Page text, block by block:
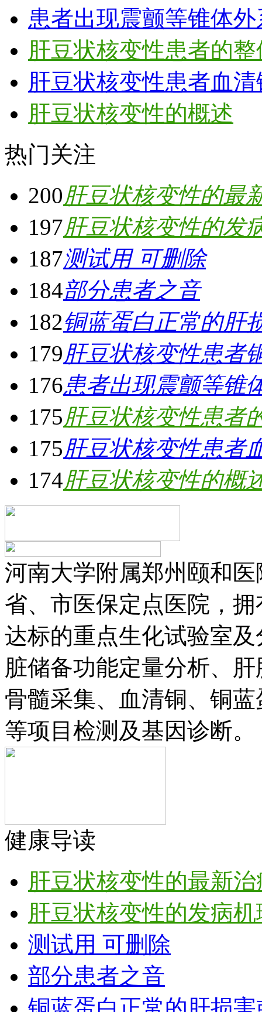
患者出现震颤等锥体
肝豆状核变性患者的
肝豆状核变性患者血
肝豆状核变性的概述
热门关注
200肝豆状核变性的最
197肝豆状核变性的发
187测试用 可删除
184部分患者之音
182铜蓝蛋白正常的肝
179肝豆状核变性患者
176患者出现震颤等锥
175肝豆状核变性患者
175肝豆状核变性患者
174肝豆状核变性的概
河南大学附属郑州颐和
省、市医保定点医院，
达标的重点生化试验室
脏储备功能定量分析、
骨髓采集、血清铜、铜
等项目检测及基因诊断。
健康导读
肝豆状核变性的最新
肝豆状核变性的发病机
测试用 可删除
部分患者之音